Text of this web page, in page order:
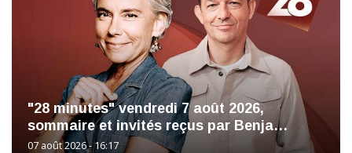
"28 minutes" vendredi 7 août 2026,
sommaire et invités reçus par Benja…
07 août 2026 - 16:17